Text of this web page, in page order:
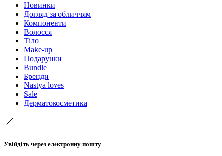
Новинки
Догляд за обличчям
Компоненти
Волосся
Тіло
Make-up
Подарунки
Bundle
Бренди
Nastya loves
Sale
Дерматокосметика
Увійдіть через електронну пошту